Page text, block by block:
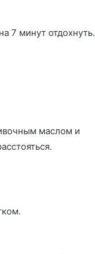
7 минут отдохнуть.
маслом и